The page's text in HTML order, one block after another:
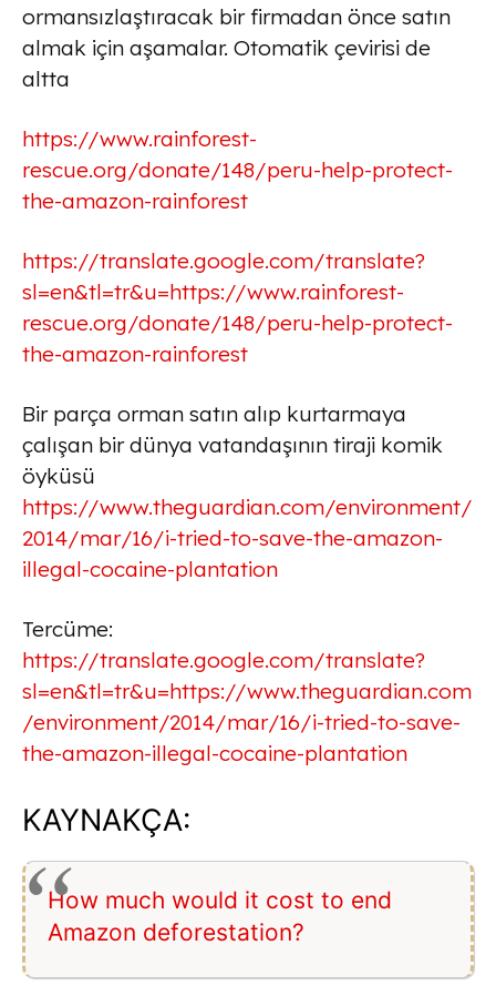
ormansızlaştıracak bir firmadan önce satın
almak için aşamalar. Otomatik çevirisi de
altta
https://www.rainforest-
rescue.org/donate/148/peru-help-protect-
the-amazon-rainforest
https://translate.google.com/translate?
sl=en&tl=tr&u=https://www.rainforest-
rescue.org/donate/148/peru-help-protect-
the-amazon-rainforest
Bir parça orman satın alıp kurtarmaya
çalışan bir dünya vatandaşının tiraji komik
öyküsü
https://www.theguardian.com/environment/
2014/mar/16/i-tried-to-save-the-amazon-
illegal-cocaine-plantation
Tercüme:
https://translate.google.com/translate?
sl=en&tl=tr&u=https://www.theguardian.com
/environment/2014/mar/16/i-tried-to-save-
the-amazon-illegal-cocaine-plantation
KAYNAKÇA:
How much would it cost to end
Amazon deforestation?